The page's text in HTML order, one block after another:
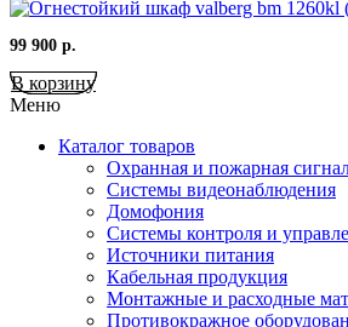
99 900 р.
В корзину
Меню
Каталог товаров
Охранная и пожарная
Системы видеонаблюдения
Домофония
Системы контроля и
Источники питания
Кабельная продукция
Монтажные и расходные
Противокражное